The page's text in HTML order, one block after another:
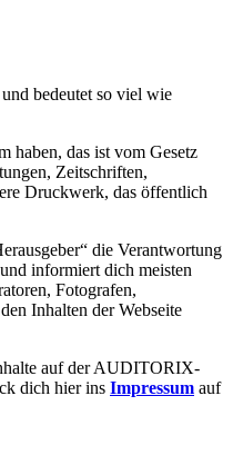
bedeutet so viel wie
haben, das ist vom Gesetz
Zeitschriften,
Druckwerk, das öffentlich
die Verantwortung
informiert dich meisten
Fotografen,
Inhalten der Webseite
auf der AUDITORIX-
dich hier ins Impressum auf